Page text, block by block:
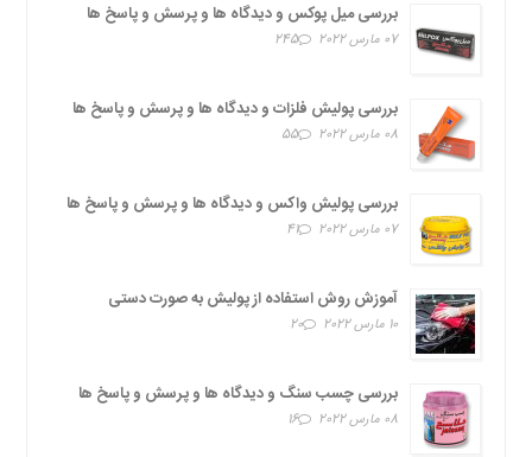
بررسی میل پوکس و دیدگاه ها و پرسش و پاسخ ها
07 مارس 2022 245
بررسی پولیش فلزات و دیدگاه ها و پرسش و پاسخ ها
08 مارس 2022 55
بررسی پولیش واکس و دیدگاه ها و پرسش و پاسخ ها
07 مارس 2022 41
آموزش روش استفاده از پولیش به صورت دستی
10 مارس 2022 20
بررسی چسب سنگ و دیدگاه ها و پرسش و پاسخ ها
08 مارس 2022 16